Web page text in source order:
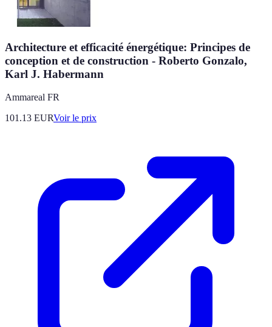
Architecture et efficacité énergétique: Principes de
conception et de construction - Roberto Gonzalo,
Karl J. Habermann
Ammareal FR
101.13 EURVoir le prix